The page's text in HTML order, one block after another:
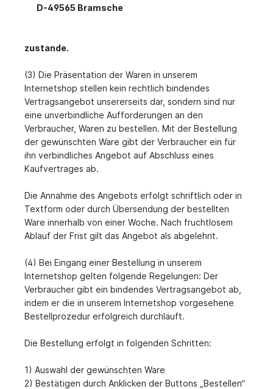
D-49565 Bramsche
zustande.
(3) Die Präsentation der Waren in unserem
Internetshop stellen kein rechtlich bindendes
Vertragsangebot unsererseits dar, sondern sind nur
eine unverbindliche Aufforderungen an den
Verbraucher, Waren zu bestellen. Mit der Bestellung
der gewünschten Ware gibt der Verbraucher ein für
ihn verbindliches Angebot auf Abschluss eines
Kaufvertrages ab.
Die Annahme des Angebots erfolgt schriftlich oder in
Textform oder durch Übersendung der bestellten
Ware innerhalb von einer Woche. Nach fruchtlosem
Ablauf der Frist gilt das Angebot als abgelehnt.
(4) Bei Eingang einer Bestellung in unserem
Internetshop gelten folgende Regelungen: Der
Verbraucher gibt ein bindendes Vertragsangebot ab,
indem er die in unserem Internetshop vorgesehene
Bestellprozedur erfolgreich durchläuft.
Die Bestellung erfolgt in folgenden Schritten:
1) Auswahl der gewünschten Ware
2) Bestätigen durch Anklicken der Buttons „Bestellen“